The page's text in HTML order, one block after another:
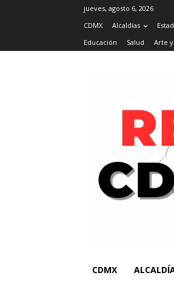
jueves, agosto 6, 2026
CDMX
Alcaldías
Educación
Salud Arte
CDMX